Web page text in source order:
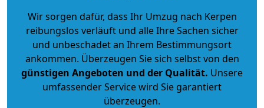
Wir sorgen dafür, dass Ihr Umzug nach Kerpen
reibungslos verläuft und alle Ihre Sachen sicher
und unbeschadet an Ihrem Bestimmungsort
ankommen. Überzeugen Sie sich selbst von den
günstigen Angeboten und der Qualität. Unsere
umfassender Service wird Sie garantiert
überzeugen.